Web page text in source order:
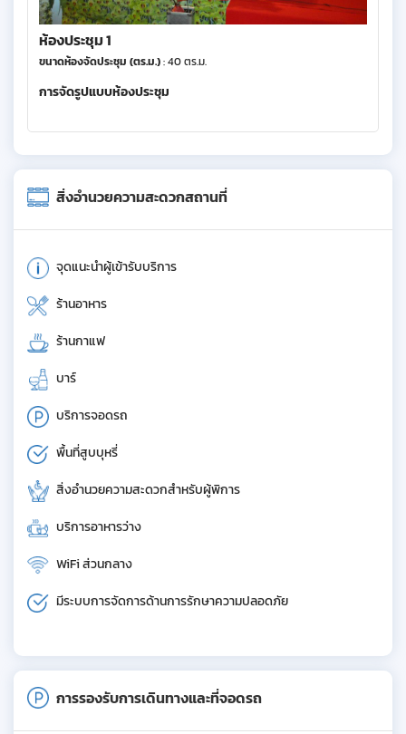
ห้องประชุม 1
ขนาดห้องจัดประชุม (ตร.ม.): 40 ตร.ม.
การจัดรูปแบบห้องประชุม
สิ่งอำนวยความสะดวกสถานที่
จุดแนะนำผู้เข้ารับบริการ
ร้านอาหาร
ร้านกาแฟ
บาร์
บริการจอดรถ
พื้นที่สูบบุหรี่
สิ่งอำนวยความสะดวกสำหรับผู้พิการ
บริการอาหารว่าง
WiFi ส่วนกลาง
มีระบบการจัดการด้านการรักษาความปลอดภัย
การรองรับการเดินทางและที่จอดรถ